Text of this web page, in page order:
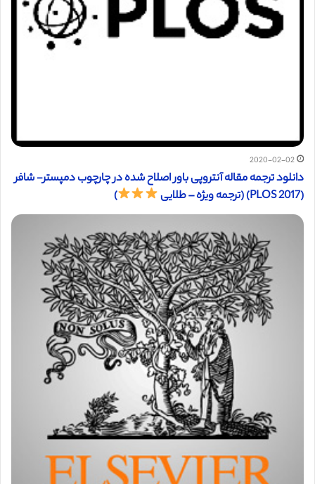
2020-02-02
دانلود ترجمه مقاله آنتروپی باور اصلاح شده در چارچوب دمپستر- شافر
(PLOS 2017) (ترجمه ویژه – طلایی
)